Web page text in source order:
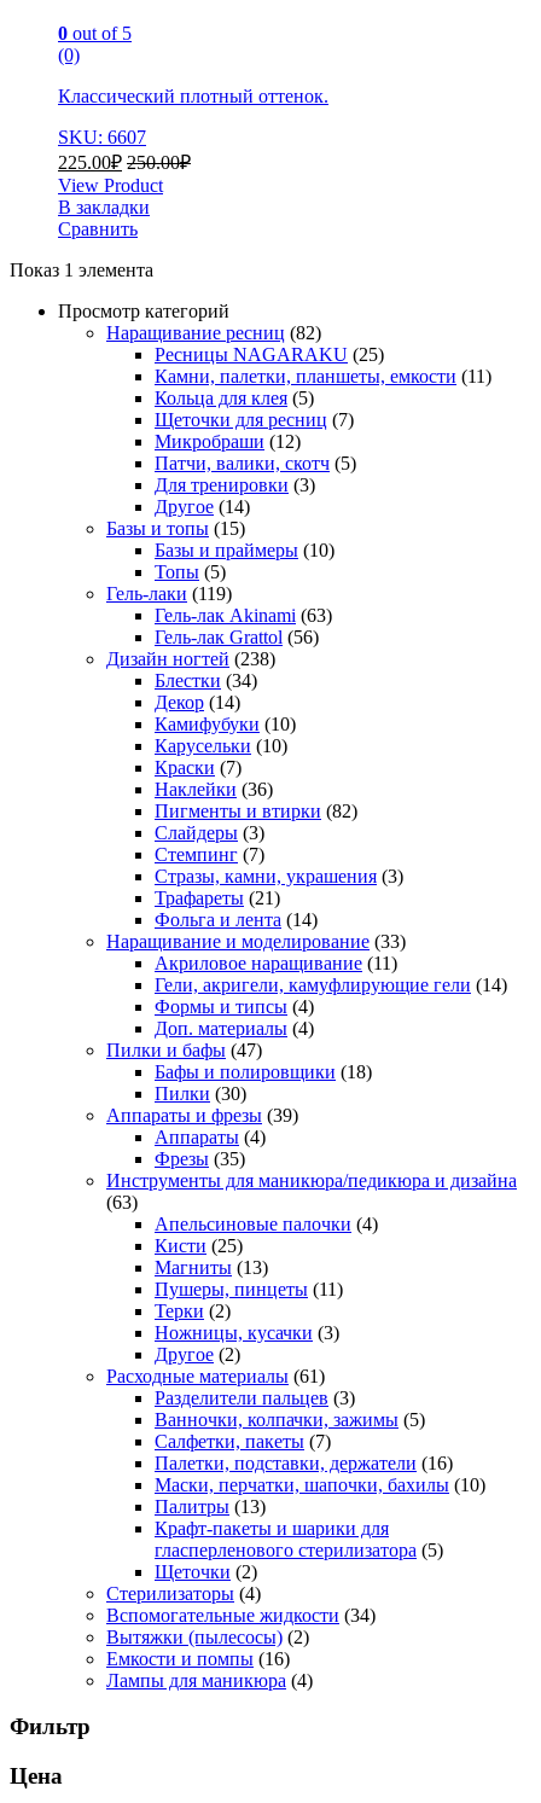
0 out of 5
(0)
Классический плотный оттенок.
SKU: 6607
225.00₽ 250.00₽
View Product
В закладки
Сравнить
Показ 1 элемента
Просмотр категорий
Наращивание ресниц (82)
Ресницы NAGARAKU (25)
Камни, палетки, планшеты, емкости (11)
Кольца для клея (5)
Щеточки для ресниц (7)
Микробраши (12)
Патчи, валики, скотч (5)
Для тренировки (3)
Другое (14)
Базы и топы (15)
Базы и праймеры (10)
Топы (5)
Гель-лаки (119)
Гель-лак Akinami (63)
Гель-лак Grattol (56)
Дизайн ногтей (238)
Блестки (34)
Декор (14)
Камифубуки (10)
Карусельки (10)
Краски (7)
Наклейки (36)
Пигменты и втирки (82)
Слайдеры (3)
Стемпинг (7)
Стразы, камни, украшения (3)
Трафареты (21)
Фольга и лента (14)
Наращивание и моделирование (33)
Акриловое наращивание (11)
Гели, акригели, камуфлирующие гели (14)
Формы и типсы (4)
Доп. материалы (4)
Пилки и бафы (47)
Бафы и полировщики (18)
Пилки (30)
Аппараты и фрезы (39)
Аппараты (4)
Фрезы (35)
Инструменты для маникюра/педикюра и дизайна
(63)
Апельсиновые палочки (4)
Кисти (25)
Магниты (13)
Пушеры, пинцеты (11)
Терки (2)
Ножницы, кусачки (3)
Другое (2)
Расходные материалы (61)
Разделители пальцев (3)
Ванночки, колпачки, зажимы (5)
Салфетки, пакеты (7)
Палетки, подставки, держатели (16)
Маски, перчатки, шапочки, бахилы (10)
Палитры (13)
Крафт-пакеты и шарики для
гласперленового стерилизатора (5)
Щеточки (2)
Стерилизаторы (4)
Вспомогательные жидкости (34)
Вытяжки (пылесосы) (2)
Емкости и помпы (16)
Лампы для маникюра (4)
Фильтр
Цена